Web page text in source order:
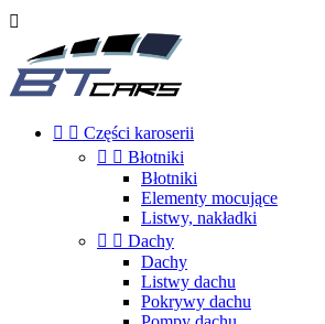

  Części karoserii
  Błotniki
Błotniki
Elementy mocujące
Listwy, nakładki
  Dachy
Dachy
Listwy dachu
Pokrywy dachu